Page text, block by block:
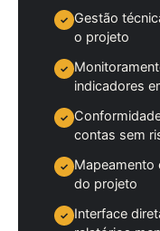
✓ Gestão
o projeto
✓
indicadores
✓
contas sem
✓ Mapeamento
do projeto
✓ Interface